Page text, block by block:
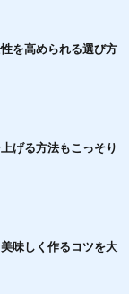
を高められる選び方
げる方法もこっそり
味しく作るコツを大